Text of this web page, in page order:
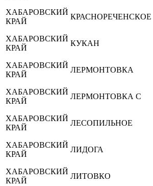
ХАБАРОВСКИЙ
КРАЙ
КРАСНОРЕЧЕНСКОЕ
ХАБАРОВСКИЙ
КРАЙ
КУКАН
ХАБАРОВСКИЙ
КРАЙ
ЛЕРМОНТОВКА
ХАБАРОВСКИЙ
КРАЙ
ЛЕРМОНТОВКА С
ХАБАРОВСКИЙ
КРАЙ
ЛЕСОПИЛЬНОЕ
ХАБАРОВСКИЙ
КРАЙ
ЛИДОГА
ХАБАРОВСКИЙ
КРАЙ
ЛИТОВКО